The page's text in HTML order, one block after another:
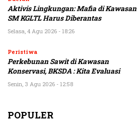
Aktivis Lingkungan: Mafia di Kawasan
SM KGLTL Harus Diberantas
Selasa, 4 Agu 2026 - 18:26
Peristiwa
Perkebunan Sawit di Kawasan
Konservasi, BKSDA : Kita Evaluasi
Senin, 3 Agu 2026 - 12:58
POPULER